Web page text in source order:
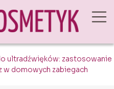
ultradźwięków: zastosowanie
domowych zabiegach